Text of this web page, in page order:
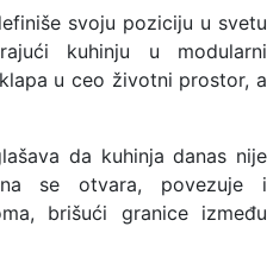
svoju poziciju u svetu
kuhinju u modularni
u ceo životni prostor, a
da kuhinja danas nije
se otvara, povezuje i
brišući granice između